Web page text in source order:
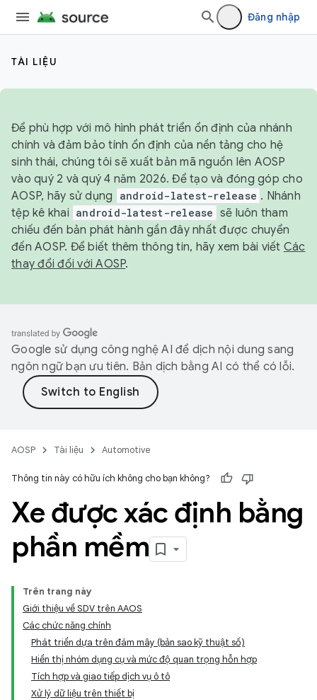
Đăng nhập
TÀI LIỆU
Để phù hợp với mô hình phát triển ổn định của nhánh
chính và đảm bảo tính ổn định của nền tảng cho hệ
sinh thái, chúng tôi sẽ xuất bản mã nguồn lên AOSP
vào quý 2 và quý 4 năm 2026. Để tạo và đóng góp cho
AOSP, hãy sử dụng
android-latest-release . Nhánh
tệp kê khai android-latest-release sẽ luôn tham
chiếu đến bản phát hành gần đây nhất được chuyển
đến AOSP. Để biết thêm thông tin, hãy xem bài viết Các
thay đổi đối với AOSP.
Google sử dụng công nghệ AI để dịch nội dung sang
ngôn ngữ bạn ưu tiên. Bản dịch bằng AI có thể có lỗi.
AOSP Tài liệu Automotive
Thông tin này có hữu ích không cho bạn không?
Xe được xác định bằng
phần mềm
Trên trang này
Giới thiệu về SDV trên AAOS
Các chức năng chính
Phát triển dựa trên đám mây (bản sao kỹ thuật số)
Hiển thị nhóm dụng cụ và mức độ quan trọng hỗn hợp
Tích hợp và giao tiếp dịch vụ ô tô
Xử lý dữ liệu trên thiết bị